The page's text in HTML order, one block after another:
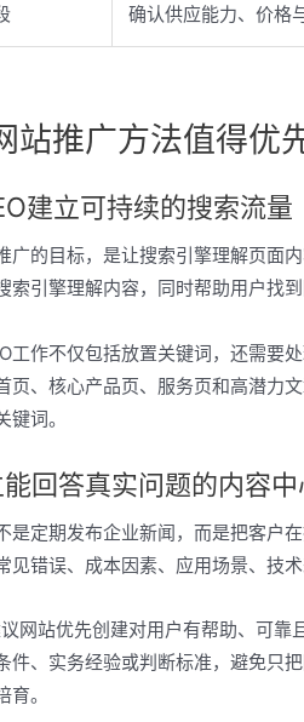
确认供应能力、价格
站推广方法值得优
建立可持续的搜索流量
广的目标，是让搜索引擎理解页面
索引擎理解内容，同时帮助用户找
工作不仅包括放置关键词，还需要
页、核心产品页、服务页和高潜力
键词。
回答真实问题的内容中
是定期发布企业新闻，而是把客户
见错误、成本因素、应用场景、技
网站优先创建对用户有帮助、可靠
件、实务经验或判断标准，避免只
育。